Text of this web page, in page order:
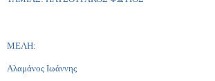
ΜΕΛΗ:
Αλαμάνος Ιωάννης